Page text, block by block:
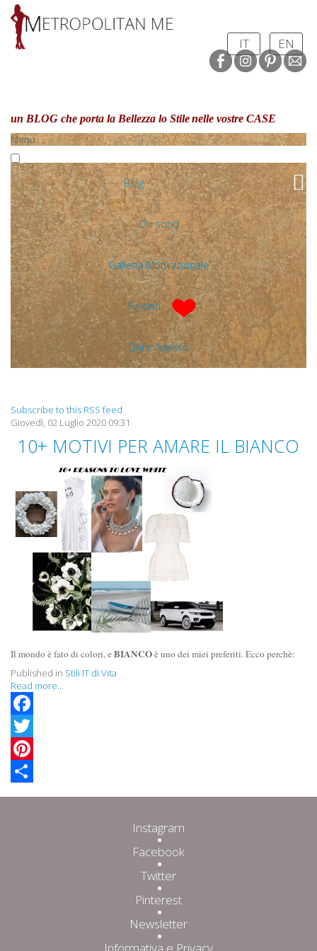
IT EN
un BLOG che porta la Bellezza lo Stilenelle vostre CASE
Menu
Blog
Chi sono
Galleria Motivazionale
Favoriti
Qui e Adesso
Subscribe to this RSS feed
Giovedì, 02 Luglio 2020 09:31
10+ MOTIVI PER AMARE IL BIANCO
Il mondo è fato di colori, eBIANCOè uno dei miei preferiti. Ecco perchè:
Published in Stili IT di Vita
Read more...
Facebook
Twitter
Pinterest
Share
Instagram
Facebook
Twitter
Pinterest
Newsletter